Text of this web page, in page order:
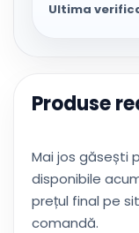
Ultima
Produse
Mai jos găsești
disponibile
prețul final pe
comandă.